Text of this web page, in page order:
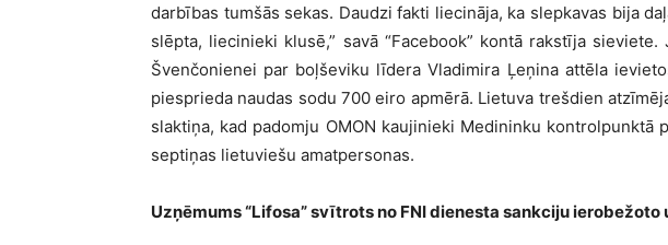
darbības tumšās sekas. Daudzi fakti liecināja, ka slepkavas bija
slēpta, liecinieki klusē,” savā “Facebook” kontā rakstīja
Švenčonienei par boļševiku līdera Vladimira Ļeņina attēla
piesprieda naudas sodu 700 eiro apmērā. Lietuva trešdien
slaktiņa, kad padomju OMON kaujinieki Medininku kontrolpunktā
septiņas lietuviešu amatpersonas.
Uzņēmums “Lifosa” svītrots no FNI dienesta sankciju